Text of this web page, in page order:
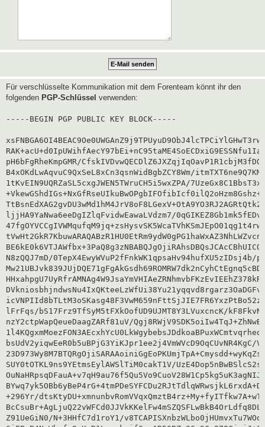
Für verschlüsselte Kommunikation mit dem Forenteam könnt ihr den
folgenden PGP-Schlüssel verwenden:
-----BEGIN PGP PUBLIC KEY BLOCK-----
pH6bFgRheKmpGMR/
B4xOKdLwAqvuC9QxSeL8xCn3qsnWidBgbZCY8Wm/
1tKvEIN9UQRZaSL5cxgJWEN5TWruCH5i5wxZPA/
ljjHA9YaNwa6eeDgIZlqFvidwEawaLVdzm7/
N8zQQJ7mD/0TepX4EwyWVuP2fFnkWK1qpsaHv94hufXU5zIDsj4b/
lFrFqs/bS17Frz9TfSyM5tFXkOofUD9UJMT8Y3LVuxcncK/
nzY2ctpWapQeueDaagZARf81uV/
bsUdV2yiqwEeR0b5uBPjG3YiKJpr1ee2j4VmWVcD9OqCUvNR4KgC/
SUY0tOTKL9ns9YEtmsEylAWSlTiM0cakT1V/
+296Yr/
Z91UeGiN0/N+3HHfC7d1roY1/